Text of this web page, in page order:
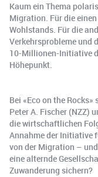
Kaum ein Thema
Migration. Für die
Wohlstands. Für die
Verkehrsprobleme und
10-Millionen-Initiative
Höhepunkt.
Bei «Eco on the
Peter A. Fischer (NZZ)
die wirtschaftlichen
Annahme der Initiative
von der Migration –
eine alternde
Zuwanderung sichern?